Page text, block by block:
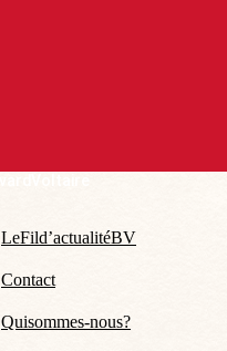
Le Fil d’actualité BV
Contact
Qui sommes-nous ?